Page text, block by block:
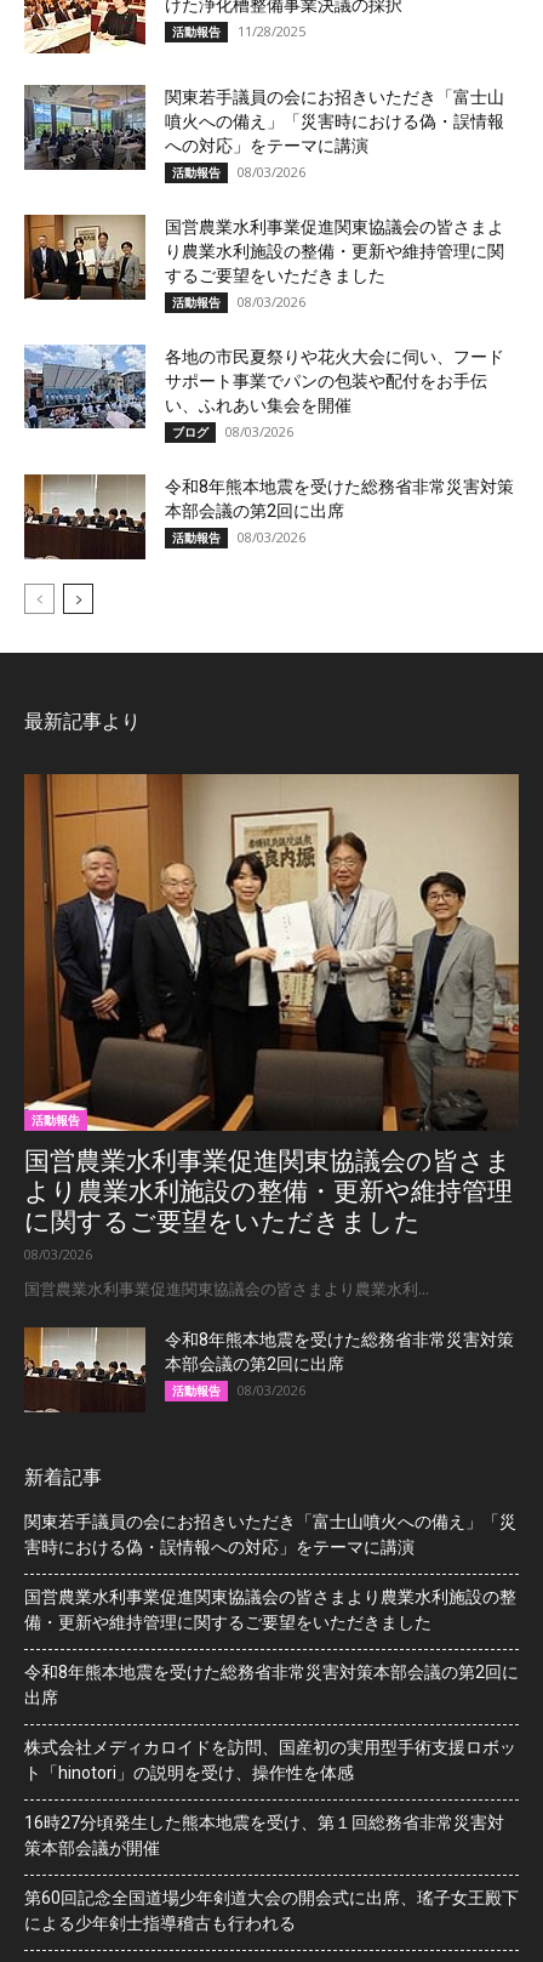
けた浄化槽整備事業決議の採択
活動報告 11/28/2025
関東若手議員の会にお招きいただき「富士山
噴火への備え」「災害時における偽・誤情報
への対応」をテーマに講演
活動報告 08/03/2026
国営農業水利事業促進関東協議会の皆さまよ
り農業水利施設の整備・更新や維持管理に関
するご要望をいただきました
活動報告 08/03/2026
各地の市民夏祭りや花火大会に伺い、フード
サポート事業でパンの包装や配付をお手伝
い、ふれあい集会を開催
ブログ 08/03/2026
令和8年熊本地震を受けた総務省非常災害対策
本部会議の第2回に出席
活動報告 08/03/2026
最新記事より
活動報告
国営農業水利事業促進関東協議会の皆さま
より農業水利施設の整備・更新や維持管理
に関するご要望をいただきました
08/03/2026
国営農業水利事業促進関東協議会の皆さまより農業水利...
令和8年熊本地震を受けた総務省非常災害対策
本部会議の第2回に出席
活動報告 08/03/2026
新着記事
関東若手議員の会にお招きいただき「富士山噴火への備え」「災
害時における偽・誤情報への対応」をテーマに講演
国営農業水利事業促進関東協議会の皆さまより農業水利施設の整
備・更新や維持管理に関するご要望をいただきました
令和8年熊本地震を受けた総務省非常災害対策本部会議の第2回に
出席
株式会社メディカロイドを訪問、国産初の実用型手術支援ロボッ
ト「hinotori」の説明を受け、操作性を体感
16時27分頃発生した熊本地震を受け、第１回総務省非常災害対
策本部会議が開催
第60回記念全国道場少年剣道大会の開会式に出席、瑤子女王殿下
による少年剣士指導稽古も行われる